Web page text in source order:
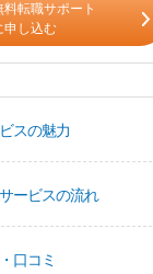
料転職サポート
申し込む
スの魅力
ービスの流れ
口コミ